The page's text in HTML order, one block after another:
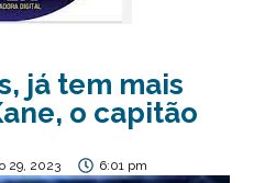
já tem mais
o capitão
29, 2023 6:01 pm